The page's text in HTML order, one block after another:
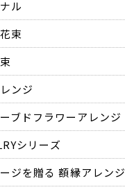
ル
束
ンジ
ブドフラワーアレンジ
シリーズ
ジを贈る 額縁アレンジ